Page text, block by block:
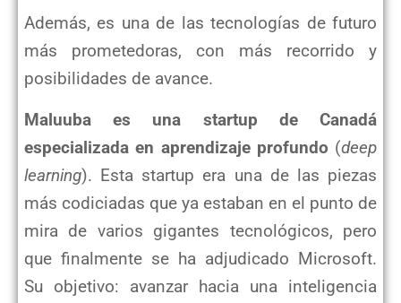
Además, es una de las tecnologías de futuro
más prometedoras, con más recorrido y
posibilidades de avance.
Maluuba es una startup de Canadá
especializada en aprendizaje profundo (deep
learning). Esta startup era una de las piezas
más codiciadas que ya estaban en el punto de
mira de varios gigantes tecnológicos, pero
que finalmente se ha adjudicado Microsoft.
Su objetivo: avanzar hacia una inteligencia